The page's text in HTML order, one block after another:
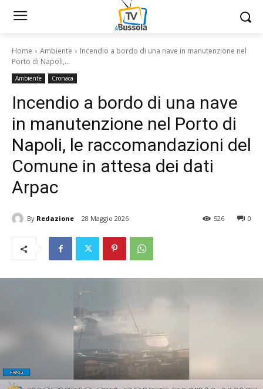
Home Ambiente
Incendio a bordo di una nave in manutenzione nel
Porto di Napoli,...
Ambiente Cronaca
Incendio a bordo di una nave
in manutenzione nel Porto di
Napoli, le raccomandazioni del
Comune in attesa dei dati
Arpac
By Redazione 28 Maggio 2026 0
526